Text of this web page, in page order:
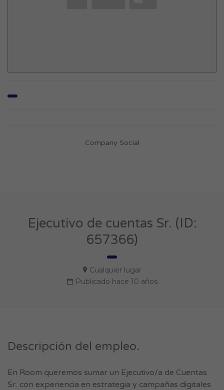
Company Social
Ejecutivo de cuentas Sr. (ID:
657366)
Cualquier lugar
Publicado hace 10 años
Descripción del empleo.
En Room queremos sumar un Ejecutivo/a de Cuentas
Sr. con experiencia en estrategia y campañas digitales